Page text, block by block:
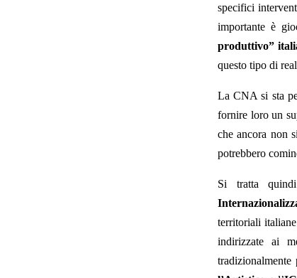
specifici
importante è
produttivo”
questo tipo di
La CNA si sta
fornire loro un
che ancora non
potrebbero
Si tratta
territoriali
indirizzate ai